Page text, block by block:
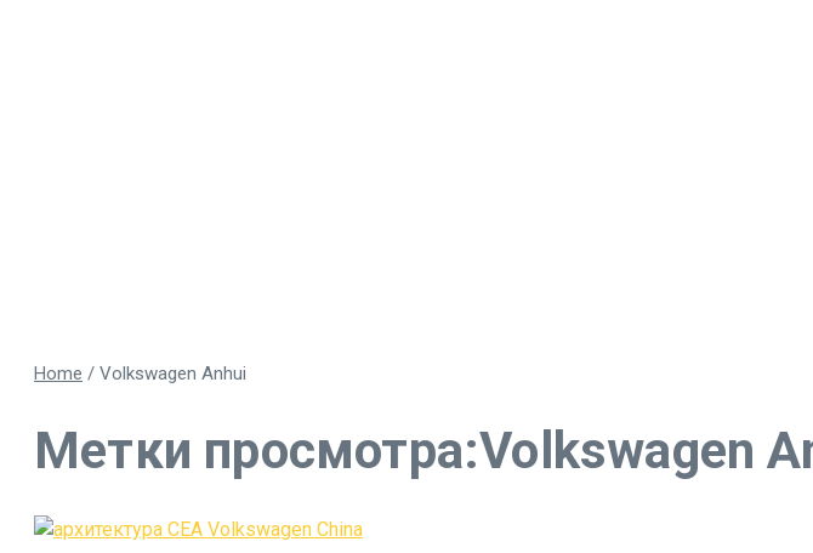
Home / Volkswagen Anhui
Метки просмотра:Volkswagen